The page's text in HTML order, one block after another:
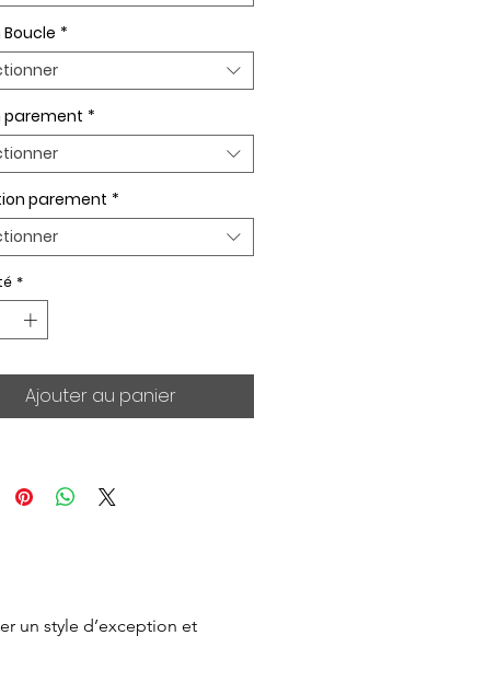
Boucle *
parement *
parement *
*
Ajouter au panier
un style d’exception et